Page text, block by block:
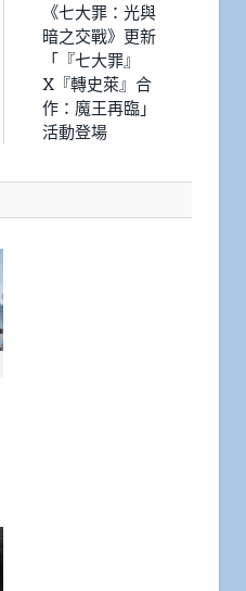
《七大罪：光與
暗之交戰》更新
「『七大罪』
X『轉史萊』合
作：魔王再臨」
活動登場